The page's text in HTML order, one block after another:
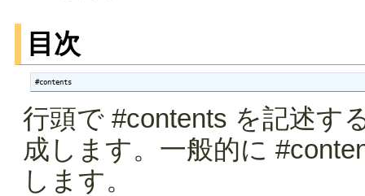
目次
#contents
行頭で #contents を記述す
成します。一般的に
します。